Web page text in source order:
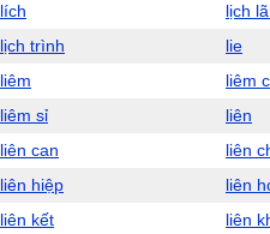
lích
lịch
lịch trình
lie
liêm
liêm
liêm sỉ
liên
liên can
liên
liên hiệp
liên
liên kết
liên